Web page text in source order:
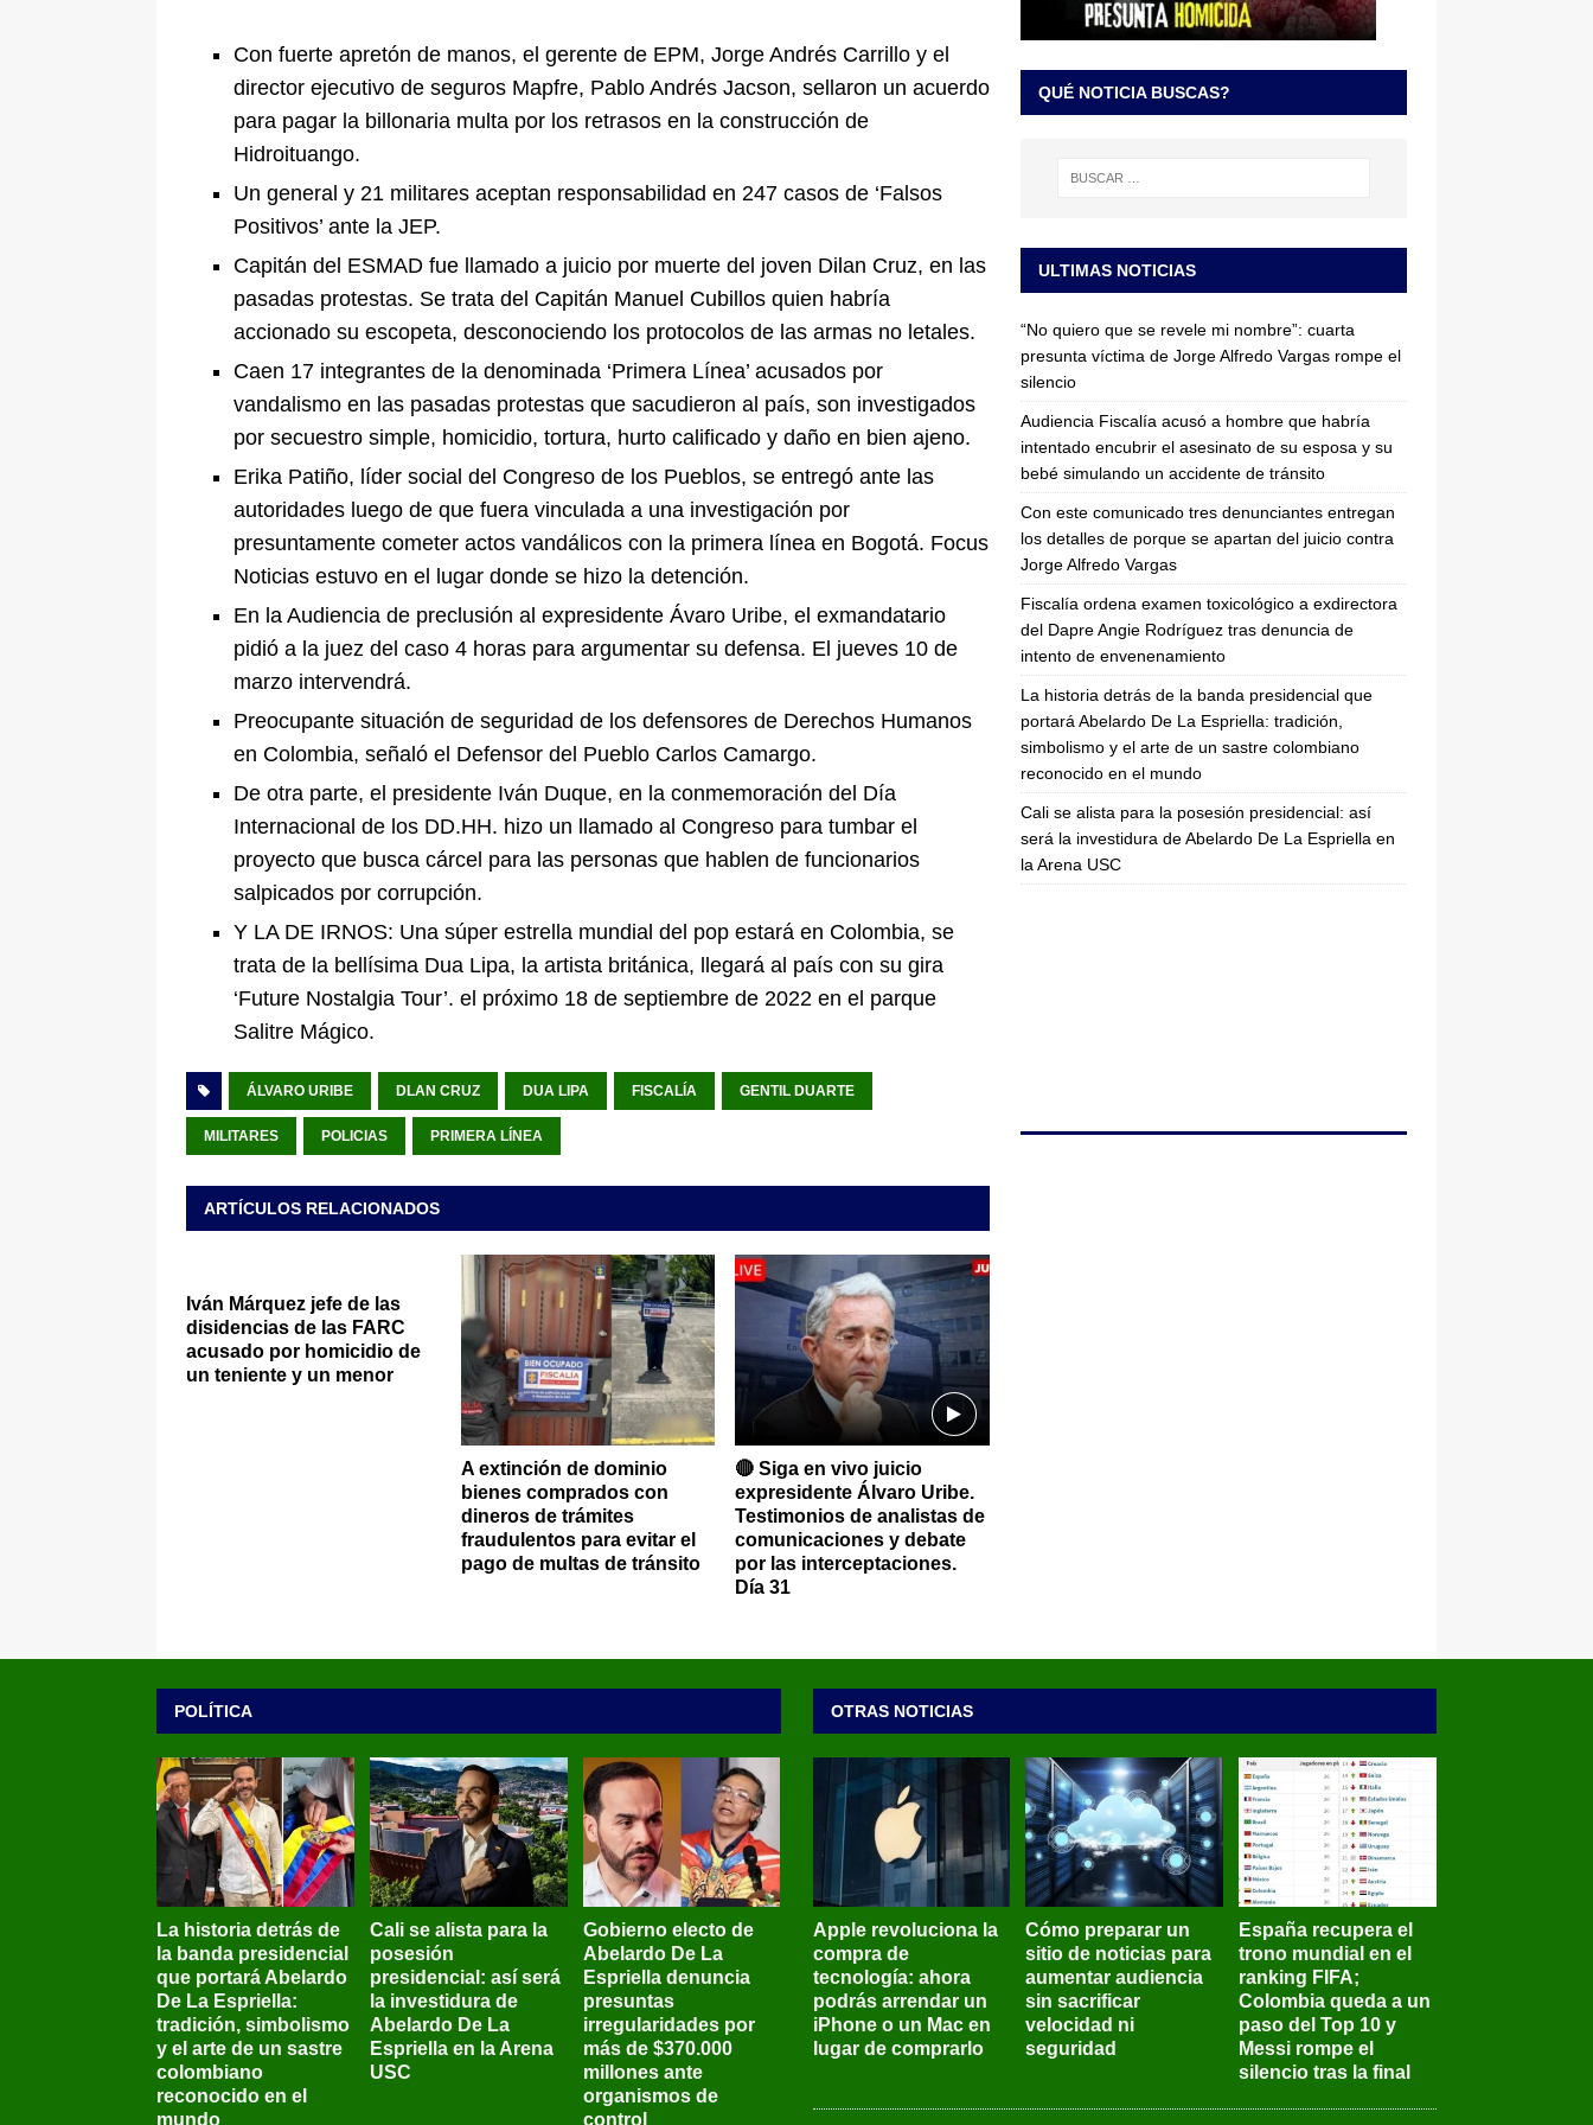
Espriella: tradición, simbolismo y el arte de un sastre colombiano reconocido en el mundo LO
ÚLTIMO
Con fuerte apretón de manos, el gerente de EPM, Jorge Andrés Carrillo y el
director ejecutivo de seguros Mapfre, Pablo Andrés Jacson, sellaron un acuerdo
para pagar la billonaria multa por los retrasos en la construcción de
Hidroituango.
Un general y 21 militares aceptan responsabilidad en 247 casos de ‘Falsos
Positivos’ ante la JEP.
Capitán del ESMAD fue llamado a juicio por muerte del joven Dilan Cruz, en las
pasadas protestas. Se trata del Capitán Manuel Cubillos quien habría
accionado su escopeta, desconociendo los protocolos de las armas no letales.
Caen 17 integrantes de la denominada ‘Primera Línea’ acusados por
vandalismo en las pasadas protestas que sacudieron al país, son investigados
por secuestro simple, homicidio, tortura, hurto calificado y daño en bien ajeno.
Erika Patiño, líder social del Congreso de los Pueblos, se entregó ante las
autoridades luego de que fuera vinculada a una investigación por
presuntamente cometer actos vandálicos con la primera línea en Bogotá. Focus
Noticias estuvo en el lugar donde se hizo la detención.
En la Audiencia de preclusión al expresidente Ávaro Uribe, el exmandatario
pidió a la juez del caso 4 horas para argumentar su defensa. El jueves 10 de
marzo intervendrá.
Preocupante situación de seguridad de los defensores de Derechos Humanos
en Colombia, señaló el Defensor del Pueblo Carlos Camargo.
De otra parte, el presidente Iván Duque, en la conmemoración del Día
Internacional de los DD.HH. hizo un llamado al Congreso para tumbar el
proyecto que busca cárcel para las personas que hablen de funcionarios
salpicados por corrupción.
Y LA DE IRNOS: Una súper estrella mundial del pop estará en Colombia, se
trata de la bellísima Dua Lipa, la artista británica, llegará al país con su gira
‘Future Nostalgia Tour’. el próximo 18 de septiembre de 2022 en el parque
Salitre Mágico.
ÁLVARO URIBE DLAN CRUZ DUA LIPA FISCALÍA GENTIL DUARTE
MILITARES POLICIAS PRIMERA LÍNEA
ARTÍCULOS RELACIONADOS
Iván Márquez jefe de las
disidencias de las FARC
acusado por homicidio de
un teniente y un menor
A extinción de dominio
bienes comprados con
dineros de trámites
fraudulentos para evitar el
pago de multas de tránsito
🔴 Siga en vivo juicio
expresidente Álvaro Uribe.
Testimonios de analistas de
comunicaciones y debate
por las interceptaciones.
Día 31
QUÉ NOTICIA BUSCAS?
ULTIMAS NOTICIAS
“No quiero que se revele mi nombre”: cuarta
presunta víctima de Jorge Alfredo Vargas rompe el
silencio
Audiencia Fiscalía acusó a hombre que habría
intentado encubrir el asesinato de su esposa y su
bebé simulando un accidente de tránsito
Con este comunicado tres denunciantes entregan
los detalles de porque se apartan del juicio contra
Jorge Alfredo Vargas
Fiscalía ordena examen toxicológico a exdirectora
del Dapre Angie Rodríguez tras denuncia de
intento de envenenamiento
La historia detrás de la banda presidencial que
portará Abelardo De La Espriella: tradición,
simbolismo y el arte de un sastre colombiano
reconocido en el mundo
Cali se alista para la posesión presidencial: así
será la investidura de Abelardo De La Espriella en
la Arena USC
POLÍTICA
La historia detrás de
la banda presidencial
que portará Abelardo
De La Espriella:
tradición, simbolismo
y el arte de un sastre
colombiano
reconocido en el
mundo
Cali se alista para la
posesión
presidencial: así será
la investidura de
Abelardo De La
Espriella en la Arena
USC
Gobierno electo de
Abelardo De La
Espriella denuncia
presuntas
irregularidades por
más de $370.000
millones ante
organismos de
control
OTRAS NOTICIAS
Apple revoluciona la
compra de
tecnología: ahora
podrás arrendar un
iPhone o un Mac en
lugar de comprarlo
Cómo preparar un
sitio de noticias para
aumentar audiencia
sin sacrificar
velocidad ni
seguridad
España recupera el
trono mundial en el
ranking FIFA;
Colombia queda a un
paso del Top 10 y
Messi rompe el
silencio tras la final